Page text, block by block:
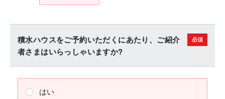
積水ハウスをご予約いただくにあたり、ご紹介
者さまはいらっしゃいますか?
はい